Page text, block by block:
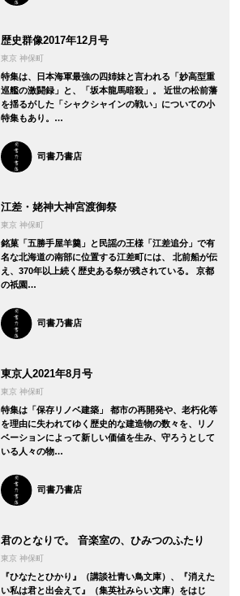
歴史群像2017年12月号
東京 神保町
特集は、日本海軍最強の四姉妹と言われる「妙高型重
巡艦の激闘録」と、「坂本龍馬暗殺」。 近世の松前藩
を揺るがした「シャクシャインの戦い」についての小
特集もあり。…
司書乃書店
江差・姥神大神宮渡御祭
東京 神保町
銘菓「五勝手屋羊羹」と民謡の王様「江差追分」で有
名な北海道の南部に位置する江差町には、 北前船が伝
え、370年以上続く歴史ある祭が残されている。 京都
の祇園…
司書乃書店
東京人2021年8月号
東京 神保町
特集は「保存リノベ建築」 都市の再開発や、老朽化等
を理由に失われてゆく歴史的な建造物の数々を、リノ
ベーションによって新しい価値を生み、守ろうとして
いる人々の物…
司書乃書店
君のとなりで。 音楽室の、ひみつのふたり
東京 神保町
『ひなたとひかり』（講談社青い鳥文庫）、『消えた
い私は君と出会えて』（集英社みらい文庫）をはじ